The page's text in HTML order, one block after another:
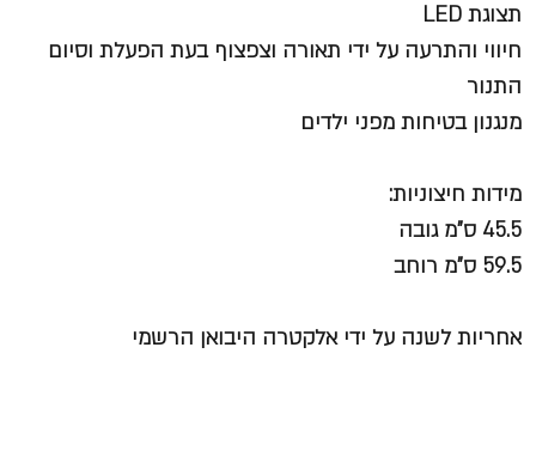
תצוגת LED
חיווי והתרעה על ידי תאורה וצפצוף בעת הפעלת וסיום
התנור
מנגנון בטיחות מפני ילדים
מידות חיצוניות:
45.5 ס"מ גובה
59.5 ס"מ רוחב
אחריות לשנה על ידי אלקטרה היבואן הרשמי